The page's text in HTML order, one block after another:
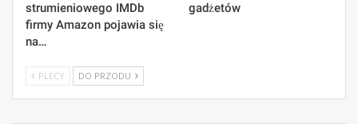
strumieniowego IMDb
firmy Amazon pojawia się
na…
gadżetów
PLECY DO PRZODU